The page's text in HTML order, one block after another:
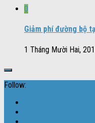
0
Giảm phí đường bộ
1 Tháng Mười Hai,
Follow: